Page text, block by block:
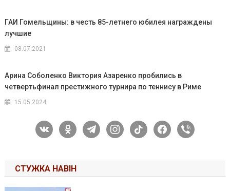
ГАИ Гомельщины: в честь 85-летнего юбилея награждены
лучшие
08.07.2021
Арина Соболенко Виктория Азаренко пробились в
четвертьфинал престижного турнира по теннису в Риме
15.05.2024
vkontakteodnoklassniki
telegraminstagram
tiktok facebook
viber
СТУЖКА НАВІН